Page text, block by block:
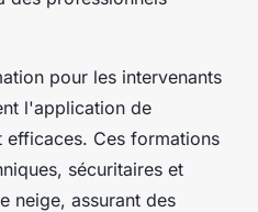
pour les intervenants
l'application de
efficaces. Ces formations
sécuritaires et
neige, assurant des